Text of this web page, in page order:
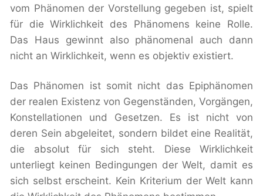
vom Phänomen der Vorstellung gegeben ist, spielt
für die Wirklichkeit des Phänomens keine Rolle.
Das Haus gewinnt also phänomenal auch dann
nicht an Wirklichkeit, wenn es objektiv existiert.
Das Phänomen ist somit nicht das Epiphänomen
der realen Existenz von Gegenständen, Vorgängen,
Konstellationen und Gesetzen. Es ist nicht von
deren Sein abgeleitet, sondern bildet eine Realität,
die absolut für sich steht. Diese Wirklichkeit
unterliegt keinen Bedingungen der Welt, damit es
sich selbst erscheint. Kein Kriterium der Welt kann